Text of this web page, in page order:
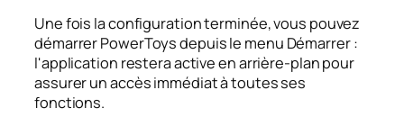
Une fois la configuration terminée, vous pouvez
démarrer PowerToys depuis le menu Démarrer :
l'application restera active en arrière-plan pour
assurer un accès immédiat à toutes ses
fonctions.